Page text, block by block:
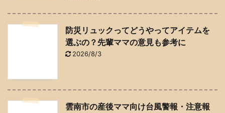
防災リュックってどうやってアイテムを
選ぶの？先輩ママの意見も参考に
2026/8/3
雲南市の産後ママ向け台風警報・注意報